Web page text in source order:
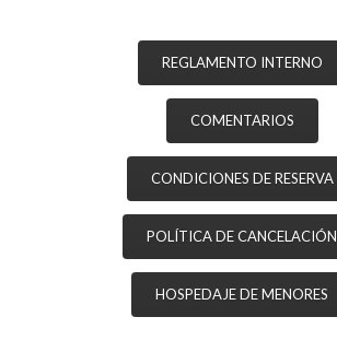
REGLAMENTO INTERNO
COMENTARIOS
CONDICIONES DE RESERVA
POLÍTICA DE CANCELACIÓN
HOSPEDAJE DE MENORES